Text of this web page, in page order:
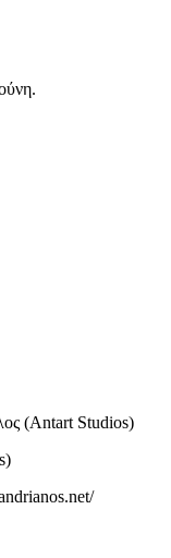
(Antart Studios)